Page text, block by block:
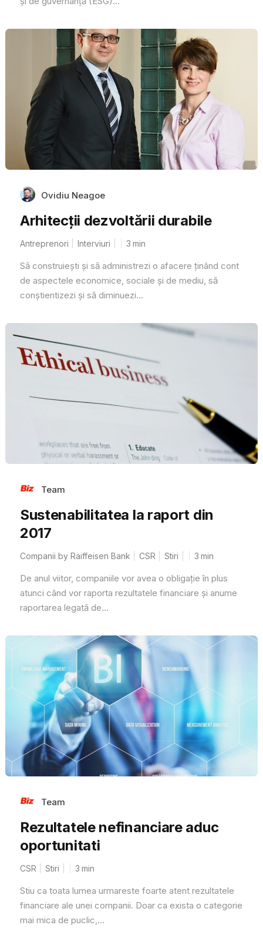
Ovidiu Neagoe
Arhitecții dezvoltării durabile
Antreprenori Interviuri 3 min
Să construiești și să administrezi o afacere ținând cont
de aspectele economice, sociale și de mediu, să
conștientizezi și să diminuezi...
Team
Sustenabilitatea la raport din
2017
Companii by Raiffeisen Bank CSR Stiri 3 min
De anul viitor, companiile vor avea o obligație în plus
atunci când vor raporta rezultatele financiare și anume
raportarea legată de...
Team
Rezultatele nefinanciare aduc
oportunitati
CSR Stiri 3 min
Stiu ca toata lumea urmareste foarte atent rezultatele
financiare ale unei companii. Doar ca exista o categorie
mai mica de puclic,...